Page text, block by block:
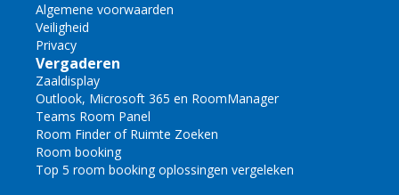
Algemene voorwaarden
Veiligheid
Privacy
Vergaderen
Zaaldisplay
Outlook, Microsoft 365 en RoomManager
Teams Room Panel
Room Finder of Ruimte Zoeken
Room booking
Top 5 room booking oplossingen vergeleken